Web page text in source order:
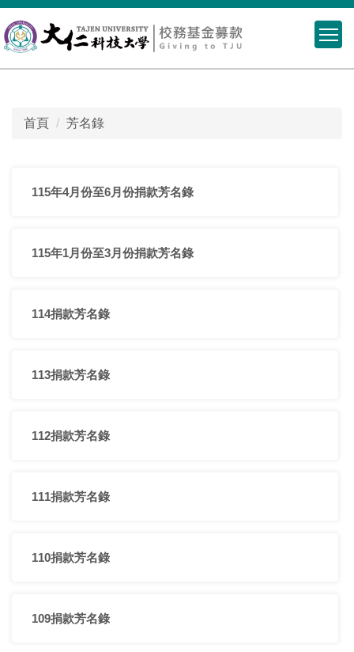
跳
到
主
要
首頁 芳名錄
115年4月份至6月份捐款芳名錄
115年1月份至3月份捐款芳名錄
114捐款芳名錄
113捐款芳名錄
112捐款芳名錄
111捐款芳名錄
110捐款芳名錄
109捐款芳名錄